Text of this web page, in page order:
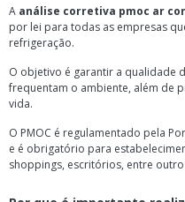
A análise corretiva pmoc ar
por lei para todas as empresas
refrigeração.
O objetivo é garantir a qualidade
frequentam o ambiente, além de
vida.
O PMOC é regulamentado pela
e é obrigatório para
shoppings, escritórios, entre